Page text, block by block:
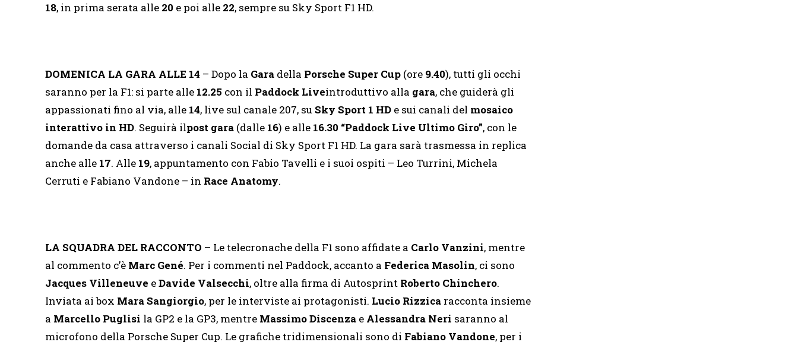
18, in prima serata alle 20 e poi alle 22, sempre su Sky Sport F1 HD.
DOMENICA LA GARA ALLE 14 – Dopo la Gara della Porsche Super Cup (ore 9.40), tutti gli occhi
saranno per la F1: si parte alle 12.25 con il Paddock Liveintroduttivo alla gara, che guiderà gli
appassionati fino al via, alle 14, live sul canale 207, su Sky Sport 1 HD e sui canali del mosaico
interattivo in HD. Seguirà ilpost gara (dalle 16) e alle 16.30 “Paddock Live Ultimo Giro”, con le
domande da casa attraverso i canali Social di Sky Sport F1 HD. La gara sarà trasmessa in replica
anche alle 17. Alle 19, appuntamento con Fabio Tavelli e i suoi ospiti – Leo Turrini, Michela
Cerruti e Fabiano Vandone – in Race Anatomy.
LA SQUADRA DEL RACCONTO – Le telecronache della F1 sono affidate a Carlo Vanzini, mentre
al commento c’è Marc Gené. Per i commenti nel Paddock, accanto a Federica Masolin, ci sono
Jacques Villeneuve eDavide Valsecchi, oltre alla firma di Autosprint Roberto Chinchero.
Inviata ai box Mara Sangiorgio, per le interviste ai protagonisti. Lucio Rizzica racconta insieme
a Marcello Puglisi la GP2 e la GP3, mentre Massimo Discenza e Alessandra Neri saranno al
microfono della Porsche Super Cup. Le grafiche tridimensionali sono di Fabiano Vandone, per i